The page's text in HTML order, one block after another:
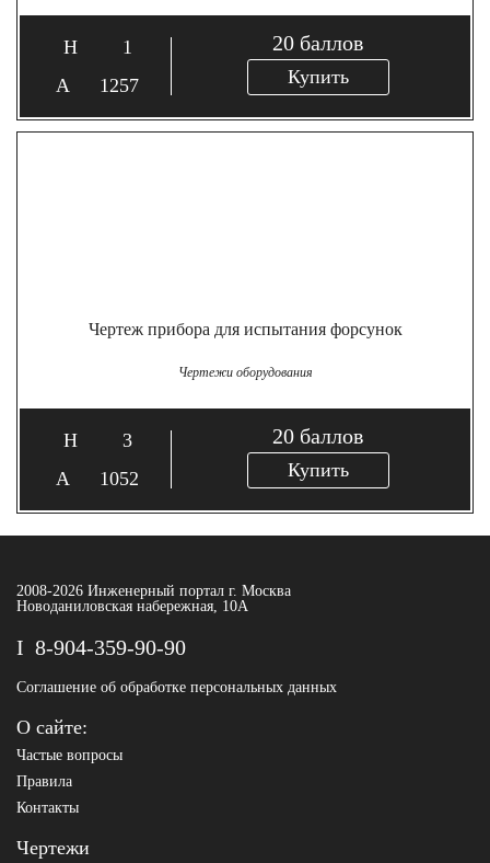
1
1257
20 баллов
Купить
Чертеж прибора для испытания форсунок
Чертежи оборудования
3
1052
20 баллов
Купить
2008-2026 Инженерный портал г. Москва
Новоданиловская набережная, 10А
8-904-359-90-90
Соглашение об обработке персональных данных
О сайте:
Частые вопросы
Правила
Контакты
Чертежи